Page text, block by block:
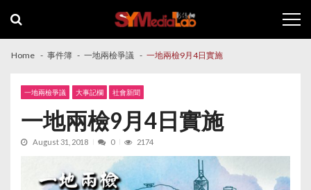
navigation
content
Home 事件簿 一地兩檢爭議 一地兩檢9月4日實施
一地兩檢爭議 大事記欄 社會新聞
一地兩檢9月4日實施
August 31, 2018 0 2174